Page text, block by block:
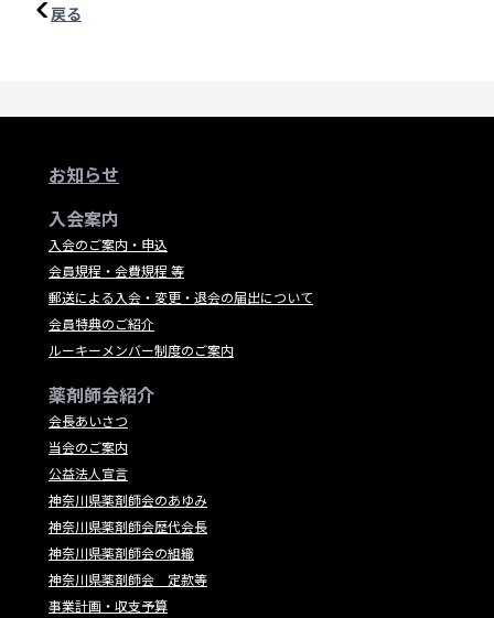
戻る
お知らせ
入会案内
入会のご案内・申込
会員規程・会費規程 等
郵送による入会・変更・退会の届出について
会員特典のご紹介
ルーキーメンバー制度のご案内
薬剤師会紹介
会長あいさつ
当会のご案内
公益法人宣言
神奈川県薬剤師会のあゆみ
神奈川県薬剤師会歴代会長
神奈川県薬剤師会の組織
神奈川県薬剤師会 定款等
事業計画・収支予算